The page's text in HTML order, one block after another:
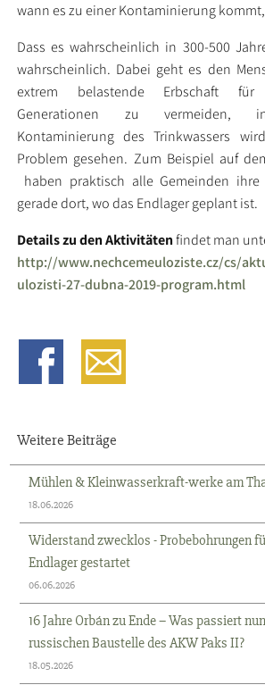
wann es zu einer Kontaminierung
Dass es wahrscheinlich in 300-500
wahrscheinlich. Dabei geht es den
extrem belastende Erbschaft
Generationen zu vermeiden,
Kontaminierung des Trinkwassers
Problem gesehen. Zum Beispiel auf
haben praktisch alle Gemeinden ihre
gerade dort, wo das Endlager geplant ist.
Details zu den Aktivitätenfindet man
http://www.nechcemeuloziste.cz/cs/
ulozisti-27-dubna-2019-program.html
Weitere Beiträge
Mühlen & Kleinwasserkraft-werke am
18.06.2026
Widerstand zwecklos - Probebohrungen
Endlager gestartet
06.06.2026
16 Jahre Orbán zu Ende – Was passiert
russischen Baustelle des AKW Paks II?
18.05.2026